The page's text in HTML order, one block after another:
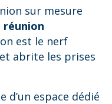
sur mesure
réunion
est le nerf
abrite les prises
espace dédié